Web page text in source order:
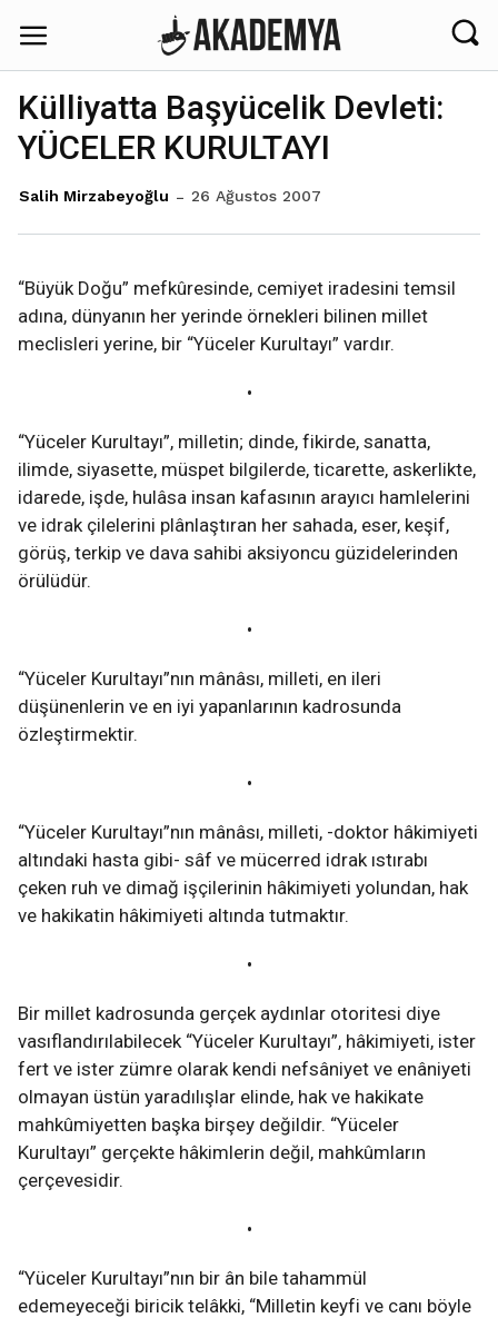
Külliyatta Başyücelik Devleti:
YÜCELER KURULTAYI
Salih Mirzabeyoğlu 26 Ağustos 2007
“Büyük Doğu” mefkûresinde, cemiyet iradesini temsil
adına, dünyanın her yerinde örnekleri bilinen millet
meclisleri yerine, bir “Yüceler Kurultayı” vardır.
•
“Yüceler Kurultayı”, milletin; dinde, fikirde, sanatta,
ilimde, siyasette, müspet bilgilerde, ticarette, askerlikte,
idarede, işde, hulâsa insan kafasının arayıcı hamlelerini
ve idrak çilelerini plânlaştıran her sahada, eser, keşif,
görüş, terkip ve dava sahibi aksiyoncu güzidelerinden
örülüdür.
•
“Yüceler Kurultayı”nın mânâsı, milleti, en ileri
düşünenlerin ve en iyi yapanlarının kadrosunda
özleştirmektir.
•
“Yüceler Kurultayı”nın mânâsı, milleti, -doktor hâkimiyeti
altındaki hasta gibi- sâf ve mücerred idrak ıstırabı
çeken ruh ve dimağ işçilerinin hâkimiyeti yolundan, hak
ve hakikatin hâkimiyeti altında tutmaktır.
•
Bir millet kadrosunda gerçek aydınlar otoritesi diye
vasıflandırılabilecek “Yüceler Kurultayı”, hâkimiyeti, ister
fert ve ister zümre olarak kendi nefsâniyet ve enâniyeti
olmayan üstün yaradılışlar elinde, hak ve hakikate
mahkûmiyetten başka birşey değildir. “Yüceler
Kurultayı” gerçekte hâkimlerin değil, mahkûmların
çerçevesidir.
•
“Yüceler Kurultayı”nın bir ân bile tahammül
edemeyeceği biricik telâkki, “Milletin keyfi ve canı böyle